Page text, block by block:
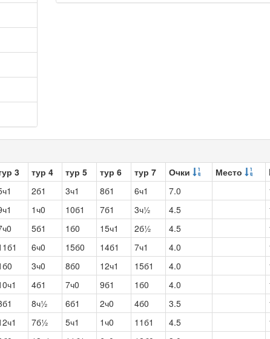
3 тур 4 тур 5 тур 6 тур 7 Очки Место
2б1 3ч1 8б1 6ч1 7.0
1ч0 10б1 7б1 3ч½ 4.5
5б1 1б0 15ч1 2б½ 4.5
6ч0 15б0 14б1 7ч1 4.0
3ч0 8б0 12ч1 15б1 4.0
4б1 7ч0 9б1 1б0 4.0
8ч½ 6б1 2ч0 4б0 3.5
7б½ 5ч1 1ч0 11б1 4.5